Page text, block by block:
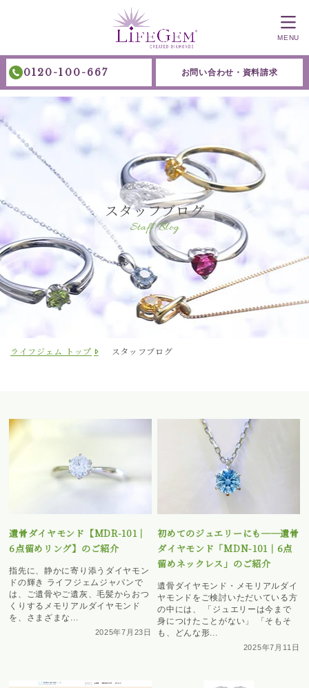
0120-100-667 お問い合わせ・資料請求
MENU
スタッフブログ
Staff Blog
ライフジェム トップ スタッフブログ
遺骨ダイヤモンド【MDR-101｜
6点留めリング】のご紹介
指先に、静かに寄り添うダイヤモン
ドの輝き ライフジェムジャパンで
は、ご遺骨やご遺灰、毛髪からおつ
くりするメモリアルダイヤモンド
を、さまざまな...
2025年7月23日
初めてのジュエリーにも──遺骨
ダイヤモンド「MDN-101｜6点
留めネックレス」のご紹介
遺骨ダイヤモンド・メモリアルダイ
ヤモンドをご検討いただいている方
の中には、 「ジュエリーは今まで
身につけたことがない」 「そもそ
も、どんな形...
2025年7月11日